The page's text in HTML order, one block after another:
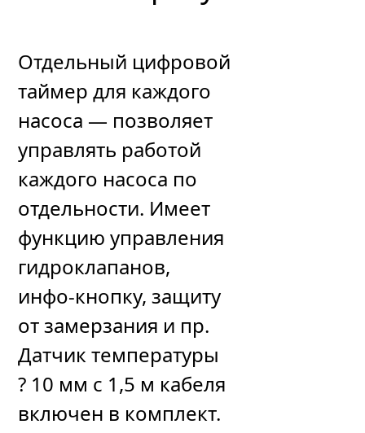
Отдельный цифровой
таймер для каждого
насоса — позволяет
управлять работой
каждого насоса по
отдельности. Имеет
функцию управления
гидроклапанов,
инфо-кнопку, защиту
от замерзания и пр.
Датчик температуры
? 10 мм с 1,5 м кабеля
включен в комплект.